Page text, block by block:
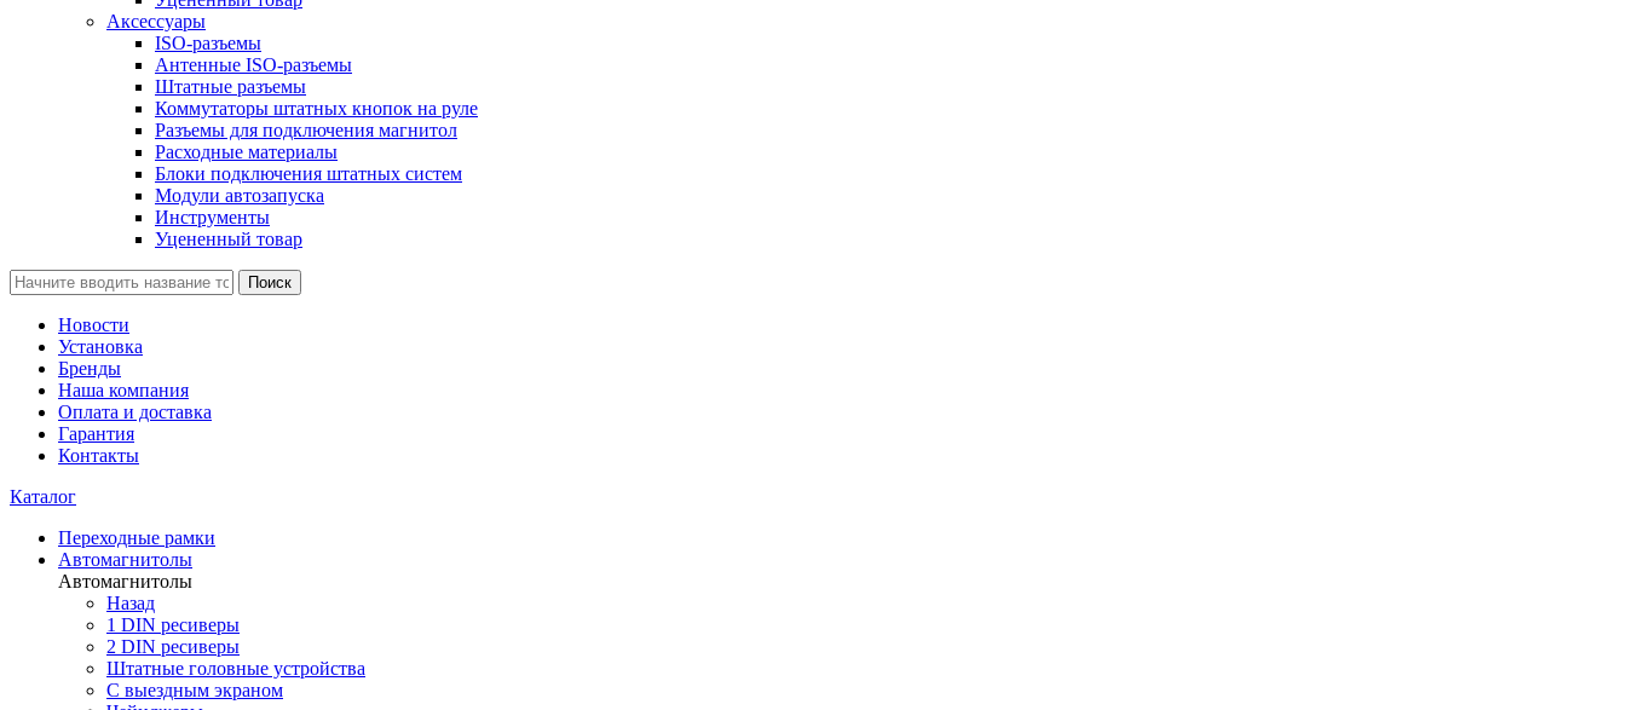
Аксессуары
ISO-разъемы
Антенные ISO-разъемы
Штатные разъемы
Коммутаторы штатных кнопок на руле
Разъемы для подключения магнитол
Расходные материалы
Блоки подключения штатных систем
Модули автозапуска
Инструменты
Уцененный товар
Поиск
Новости
Установка
Бренды
Наша компания
Оплата и доставка
Гарантия
Контакты
Каталог
Переходные рамки
Автомагнитолы
Автомагнитолы
Назад
1 DIN ресиверы
2 DIN ресиверы
Штатные головные устройства
С выездным экраном